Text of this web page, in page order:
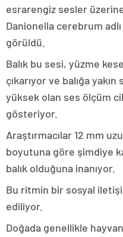
esrarengiz sesler
Danionella cerebrum adlı
görüldü.
Balık bu sesi, yüzme
çıkarıyor ve balığa
yüksek olan ses ölçüm
gösteriyor.
Araştırmacılar 12 mm
boyutuna göre şimdiye
balık olduğuna inanıyor.
Bu ritmin bir sosyal
ediliyor.
Doğada genellikle